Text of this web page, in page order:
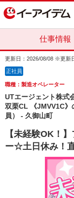
仕事情報
更新日：2026/08/08 ※更新
正社員
職種：製造オペレーター
UTエージェント株式
双栗CL 《JMVV1C》
員） - 久御山町
【未経験OK！
ー☆土日休み！